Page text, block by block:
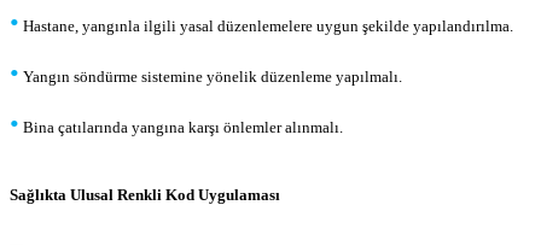
• Hastane, yangınla ilgili yasal düzenlemelere uygun şekilde yapılandırılma.
• Yangın söndürme sistemine yönelik düzenleme yapılmalı.
• Bina çatılarında yangına karşı önlemler alınmalı.
Sağlıkta Ulusal Renkli Kod Uygulaması